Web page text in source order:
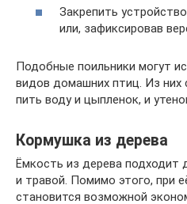
Закрепить
или, зафиксировав
Подобные поильники могут
видов домашних птиц. Из них
пить воду и цыпленок, и
Кормушка из дерева
Ёмкость из дерева подходит
и травой. Помимо этого, при
становится возможной